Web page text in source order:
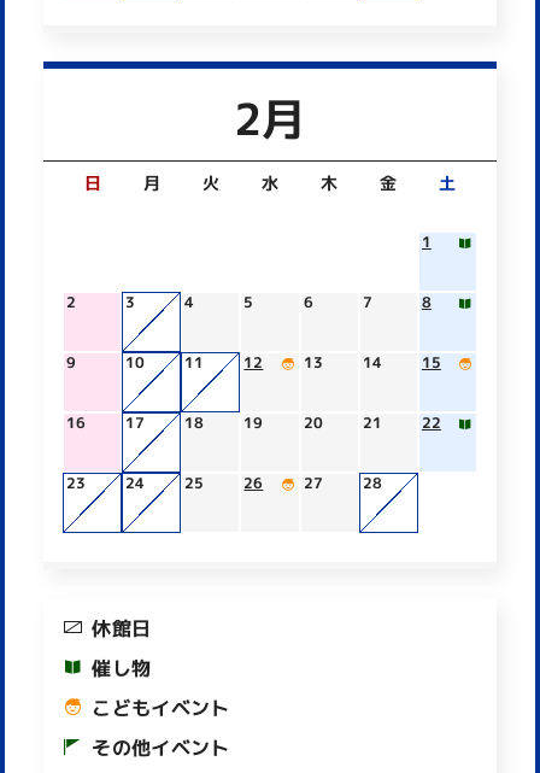
2月
日 月 火 水 木 金 土
1
2 3 4 5 6 7 8
9 10 11 12 13 14 15
16 17 18 19 20 21 22
23 24 25 26 27 28
休館日
催し物
こどもイベント
その他イベント